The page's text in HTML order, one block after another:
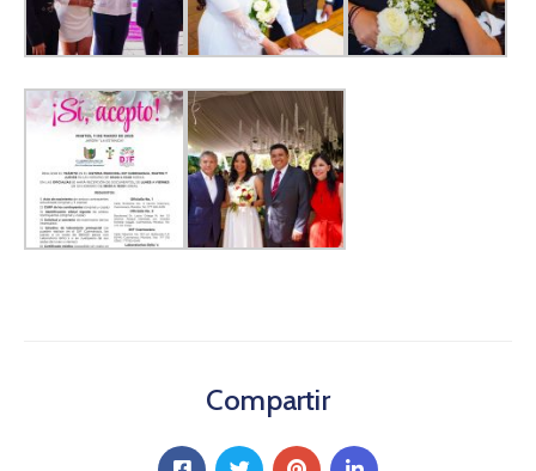
Compartir